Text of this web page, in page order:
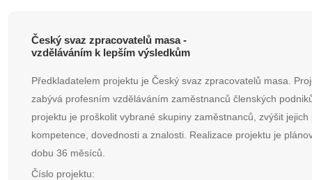
Český svaz zpracovatelů masa -
vzděláváním k lepším výsledkům
Předkladatelem projektu je Český svaz zpracovatelů masa.
zabývá profesním vzděláváním zaměstnanců členských
projektu je proškolit vybrané skupiny zaměstnanců, zvýšit jejich
kompetence, dovednosti a znalosti. Realizace projektu je
dobu 36 měsíců.
Číslo projektu: